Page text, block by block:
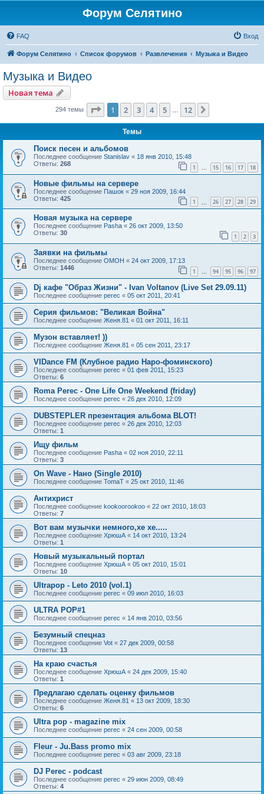
Форум Селятино
FAQ Вход
Форум Селятино Список форумов Развлечения Музыка и Видео
Музыка и Видео
Новая тема
294 темы Страница из 12
1 2 3 4 5 12
Темы
Поиск песен и альбомов
Последнее сообщение Stanislav « 18 янв 2010, 15:48
Ответы: 268 1 … 15 16 17 18
Новые фильмы на сервере
Последнее сообщение Пашок « 29 ноя 2009, 16:44
Ответы: 425 1 26 27 28 29
Новая музыка на сервере
Последнее сообщение Pasha « 26 окт 2009, 13:50
Ответы: 30 1 2 3
Заявки на фильмы
Последнее сообщение OMOH « 24 окт 2009, 17:13
Ответы: 1446 1 … 94 95 96 97
Dj кафе "Образ Жизни" - Ivan Voltanov (Live Set 29.09.11)
Последнее сообщение perec « 05 окт 2011, 20:41
Серия фильмов: "Великая Война"
Последнее сообщение Женя.81 « 01 окт 2011, 16:11
Музон вставляет! ))
Последнее сообщение Женя.81 « 05 сен 2011, 23:17
VIDance FM (Клубное радио Наро-фоминского)
Последнее сообщение perec « 01 фев 2011, 15:23
Ответы: 6
Roma Perec - One Life One Weekend (friday)
Последнее сообщение perec « 26 дек 2010, 12:09
DUBSTEPLER презентация альбома BLOT!
Последнее сообщение perec « 26 дек 2010, 12:03
Ответы: 1
Ищу фильм
Последнее сообщение Pasha « 02 ноя 2010, 22:11
Ответы: 3
On Wave - Нано (Single 2010)
Последнее сообщение TomaT « 25 окт 2010, 11:46
Антихрист
Последнее сообщение kookoorookoo « 22 окт 2010, 18:03
Ответы: 7
Вот вам музычки немного,хе хе.....
Последнее сообщение ХрюшА « 14 окт 2010, 13:24
Ответы: 1
Новый музыкальный портал
Последнее сообщение ХрюшА « 05 окт 2010, 15:01
Ответы: 10
Ultrapop - Leto 2010 (vol.1)
Последнее сообщение perec « 09 июл 2010, 16:03
ULTRA POP#1
Последнее сообщение perec « 14 янв 2010, 03:56
Безумный спецназ
Последнее сообщение Vot « 27 дек 2009, 00:58
Ответы: 13
На краю счастья
Последнее сообщение ХрюшА « 24 дек 2009, 15:40
Ответы: 1
Предлагаю сделать оценку фильмов
Последнее сообщение Женя.81 « 13 окт 2009, 18:30
Ответы: 6
Ultra pop - magazine mix
Последнее сообщение perec « 24 сен 2009, 00:58
Fleur - Ju.Bass promo mix
Последнее сообщение perec « 03 авг 2009, 23:18
DJ Perec - podcast
Последнее сообщение perec « 29 июн 2009, 08:49
Ответы: 4